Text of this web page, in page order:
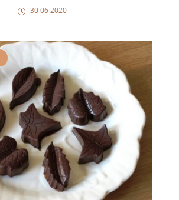
30 06 2020